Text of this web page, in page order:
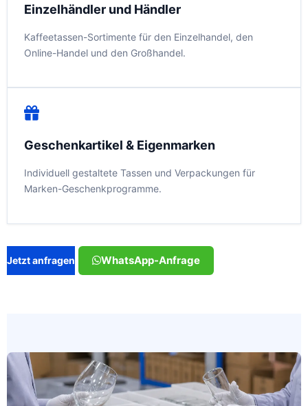
Einzelhändler und Händler
Kaffeetassen-Sortimente für den Einzelhandel, den
Online-Handel und den Großhandel.
Geschenkartikel & Eigenmarken
Individuell gestaltete Tassen und Verpackungen für
Marken-Geschenkprogramme.
Jetzt anfragen WhatsApp-Anfrage